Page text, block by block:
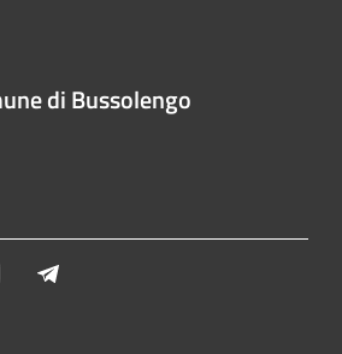
di Bussolengo
Instagram